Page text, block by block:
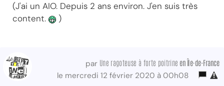
(J'ai un AIO. Depuis 2 ans environ. J'en suis très
content.
)
par Une ragoteuse à forte poitrine en Île-de-France
le mercredi 12 février 2020 à 00h08